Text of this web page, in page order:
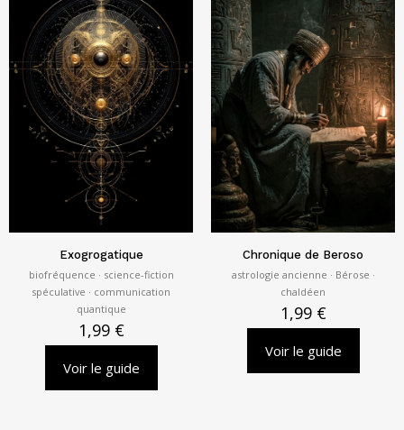
Exogrogatique
biofréquence · science-fiction
spéculative · communication
quantique
1,99 €
Voir le guide
Chronique de Beroso
astrologie ancienne · Bérose ·
chaldéen
1,99 €
Voir le guide